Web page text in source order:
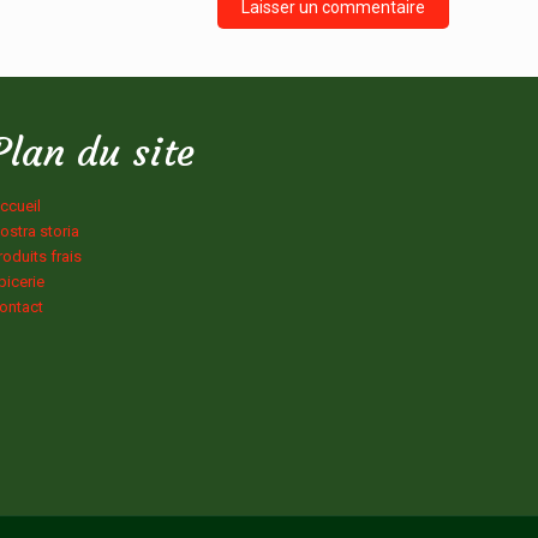
du site
storia
frais